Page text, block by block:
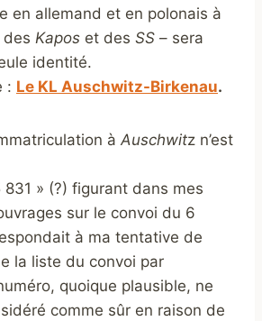
en allemand et en polonais à
Kapos et des SS – sera
identité.
: Le KL Auschwitz-Birkenau.
à Auschwitz n’est
831 » (?) figurant dans mes
sur le convoi du 6
à ma tentative de
la liste du convoi par
quoique plausible, ne
comme sûr en raison de